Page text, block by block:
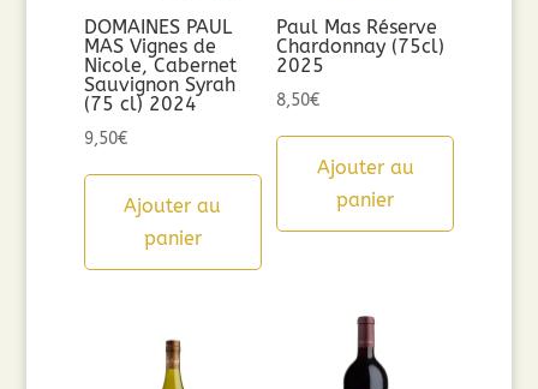
DOMAINES PAUL
MAS Vignes de
Nicole, Cabernet
Sauvignon Syrah
(75 cl) 2024
9,50€
Ajouter au
panier
Paul Mas Réserve
Chardonnay (75cl)
2025
8,50€
Ajouter au
panier